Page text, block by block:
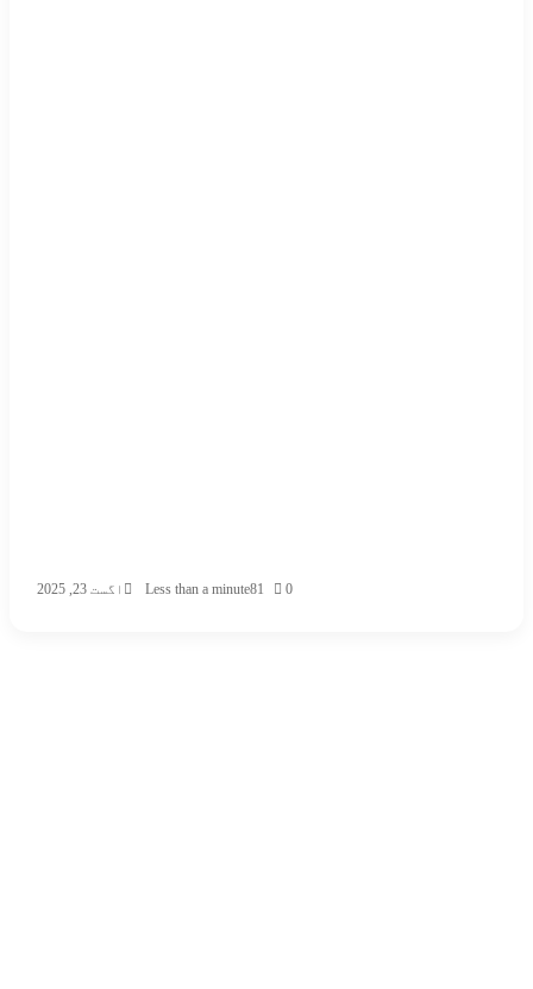
اگست 23, 2025 Less than a minute